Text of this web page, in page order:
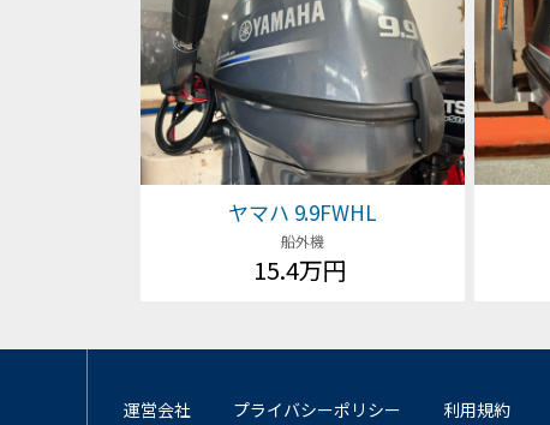
ヤマハ 9.9FWHL
船外機
15.4万円
運営会社 プライバシーポリシー
利用規約